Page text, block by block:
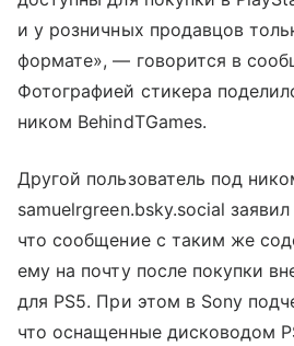
и у розничных продавцов
формате», — говорится в
Фотографией стикера
ником BehindTGames.
Другой пользователь под
samuelrgreen.bsky.social
что сообщение с таким же
ему на почту после покупки
для PS5. При этом в Sony
что оснащенные дисководом